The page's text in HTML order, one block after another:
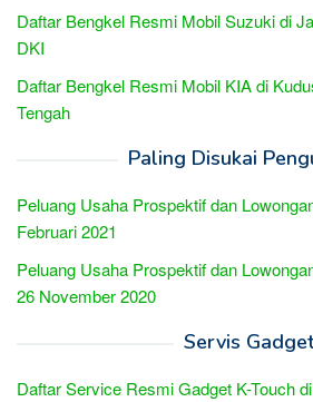
Daftar Bengkel Resmi Mobil Suzuki di
DKI
Daftar Bengkel Resmi Mobil KIA di
Tengah
Paling Disukai
Peluang Usaha Prospektif dan
Februari 2021
Peluang Usaha Prospektif dan
26 November 2020
Servis
Daftar Service Resmi Gadget K-Touch